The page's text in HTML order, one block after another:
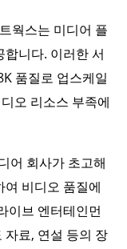
웍스는 미디어 플
니다. 이러한 서
품질로 업스케일
오 리소스 부족에
어 회사가 초고해
비디오 품질에
이브 엔터테인먼
자료, 연설 등의 장